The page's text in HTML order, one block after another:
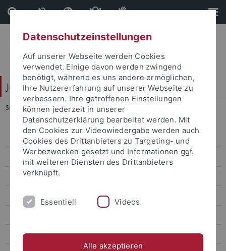
Direkt
zum
Inhalt
Direkt
zur
Fußleiste
Juristische Fakultät
Sie sind hier: Startseite ... Aktuelles
Lehrstühle Bürgerliches Recht
Binder
Aktuelles
Lehrveranstaltungen
Forschung und Publikationen
Datenschutzeinstellungen
Auf unserer Webseite werden Cookies
verwendet. Einige davon werden zwingend
benötigt, während es uns andere ermöglichen,
Ihre Nutzererfahrung auf unserer Webseite zu
verbessern. Ihre getroffenen Einstellungen
können jederzeit in unserer
Datenschutzerklärung bearbeitet werden. Mit
den Cookies zur Videowiedergabe werden auch
Cookies des Drittanbieters zu Targeting- und
Werbezwecken gesetzt und Informationen ggf.
mit weiteren Diensten des Drittanbieters
verknüpft.
Essentiell Videos
Alle akzeptieren